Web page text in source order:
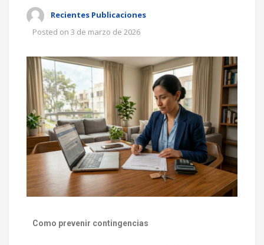
Recientes Publicaciones
Posted on 3 de marzo de 2026
Como prevenir contingencias